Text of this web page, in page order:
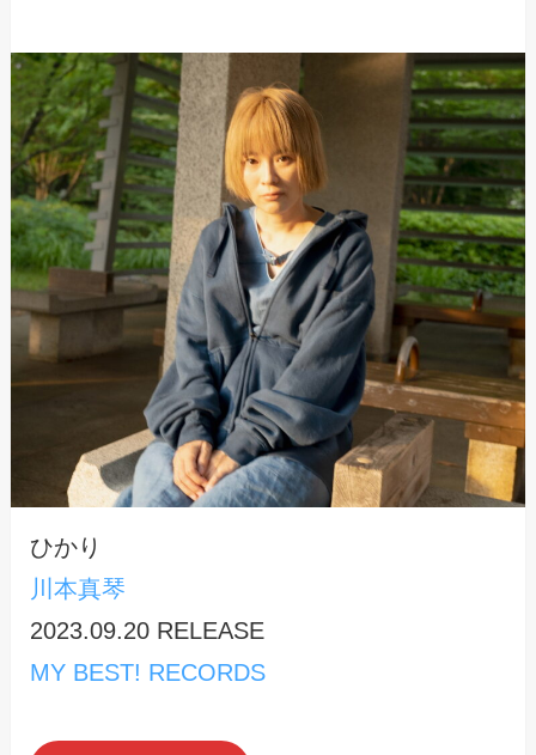
ひかり
川本真琴
2023.09.20 RELEASE
MY BEST! RECORDS